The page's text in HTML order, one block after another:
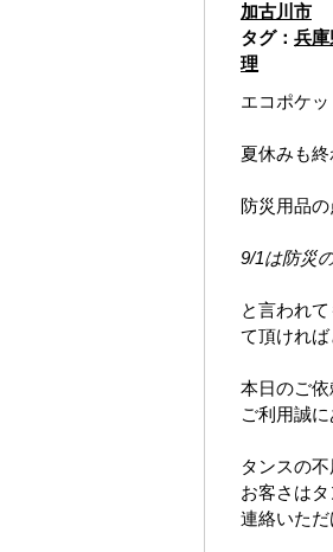
加古川市
タグ： 兵
理
エコポケッ
夏休みも
防災用品
9/1は防災
と言われ
て頂ければ
本日のご
ご利用誠
タンスの
お客さは
連絡いただ